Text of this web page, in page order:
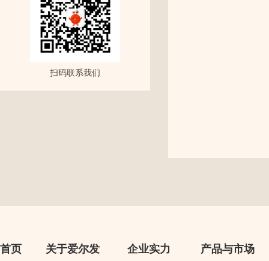
扫码联系我们
首页 关于爱尔发 企业实力 产品与市场